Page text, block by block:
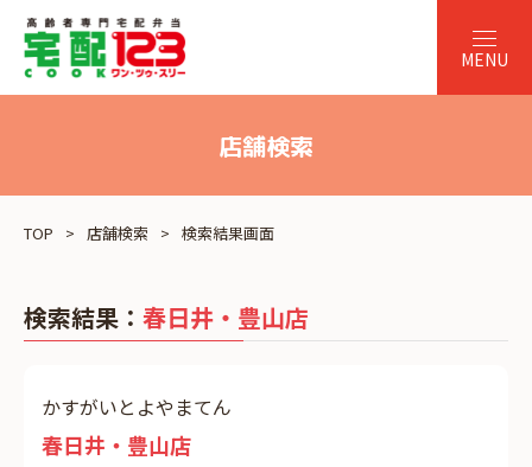
店舗検索
TOP 店舗検索 検索結果画面
検索結果： 春日井・豊山店
かすがいとよやまてん
春日井・豊山店